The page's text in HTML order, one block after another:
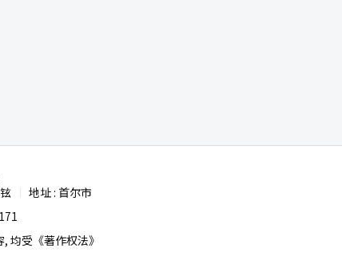
地址 : 首尔市
均受《著作权法》